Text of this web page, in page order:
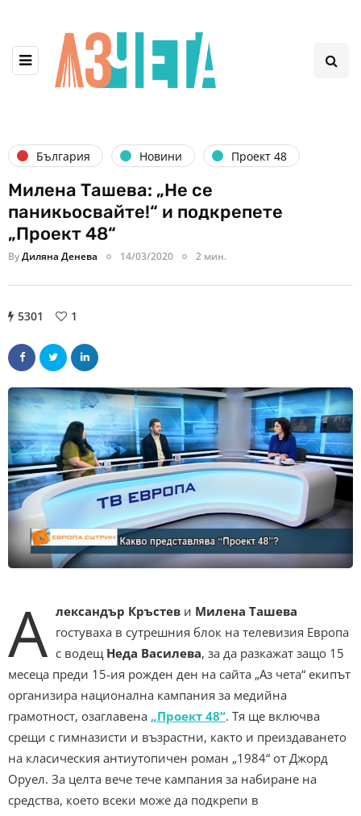
България Новини Проект 48
Милена Ташева: „Не се
паникьосвайте!“ и подкрепете
„Проект 48“
ByДиляна Денева 14/03/2020 2 мин.
5301 1
А лександър Кръстев и Милена Ташева
гостуваха в сутрешния блок на телевизия Европа
с водещ Неда Василева, за да разкажат защо 15
месеца преди 15-ия рожден ден на сайта „Аз чета“ екипът
организира национална кампания за медийна
грамотност, озаглавена „Проект 48“. Тя ще включва
срещи с гимназисти и възрастни, както и преиздаването
на класическия антиутопичен роман „1984“ от Джорд
Оруел. За целта вече тече кампания за набиране на
средства, което всеки може да подкрепи в